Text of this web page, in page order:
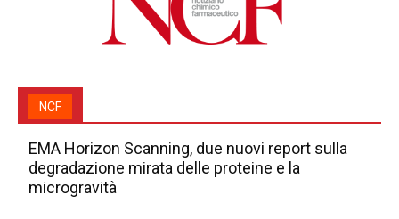
NCF
EMA Horizon Scanning, due nuovi report sulla
degradazione mirata delle proteine e la
microgravità